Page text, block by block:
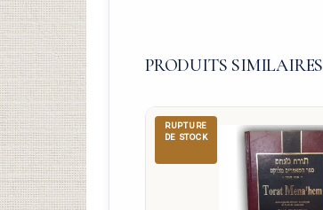
PRODUITS SIMILAIRES
RUPTURE
DE STOCK